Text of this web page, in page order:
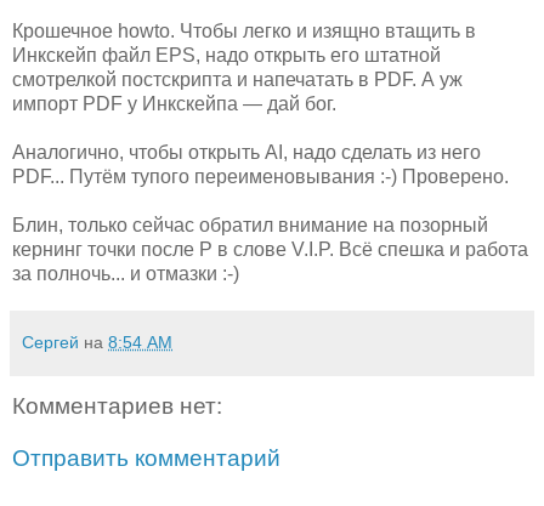
Крошечное howto. Чтобы легко и изящно втащить в
Инкскейп файл EPS, надо открыть его штатной
смотрелкой постскрипта и напечатать в PDF. А уж
импорт PDF у Инкскейпа — дай бог.
Аналогично, чтобы открыть AI, надо сделать из него
PDF... Путём тупого переименовывания :-) Проверено.
Блин, только сейчас обратил внимание на позорный
кернинг точки после P в слове V.I.P. Всё спешка и работа
за полночь... и отмазки :-)
Сергей на 8:54 AM
Комментариев нет:
Отправить комментарий